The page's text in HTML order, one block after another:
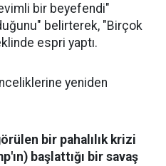
bir beyefendi"
belirterek, "Birçok
espri yaptı.
yeniden
bir pahalılık krizi
başlattığı bir savaş